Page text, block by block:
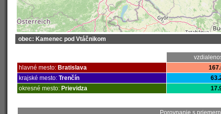
obec: Kamenec pod Vtáčnikom
hlavné mesto: Bratislava
krajské mesto: Trenčín
okresné mesto: Prievidza
Porovnanie s